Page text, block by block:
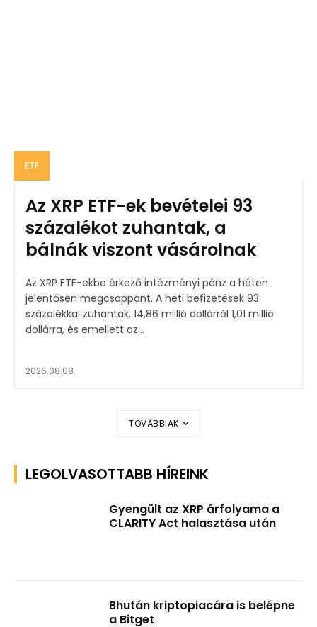
ETF
Az XRP ETF-ek bevételei 93
százalékot zuhantak, a
bálnák viszont vásárolnak
Az XRP ETF-ekbe érkező intézményi pénz a héten
jelentősen megcsappant. A heti befizetések 93
százalékkal zuhantak, 14,86 millió dollárról 1,01 millió
dollárra, és emellett az...
2026.08.08.
TOVÁBBIAK
LEGOLVASOTTABB HÍREINK
Gyengült az XRP árfolyama a
CLARITY Act halasztása után
Bhután kriptopiacára is belépne
a Bitget